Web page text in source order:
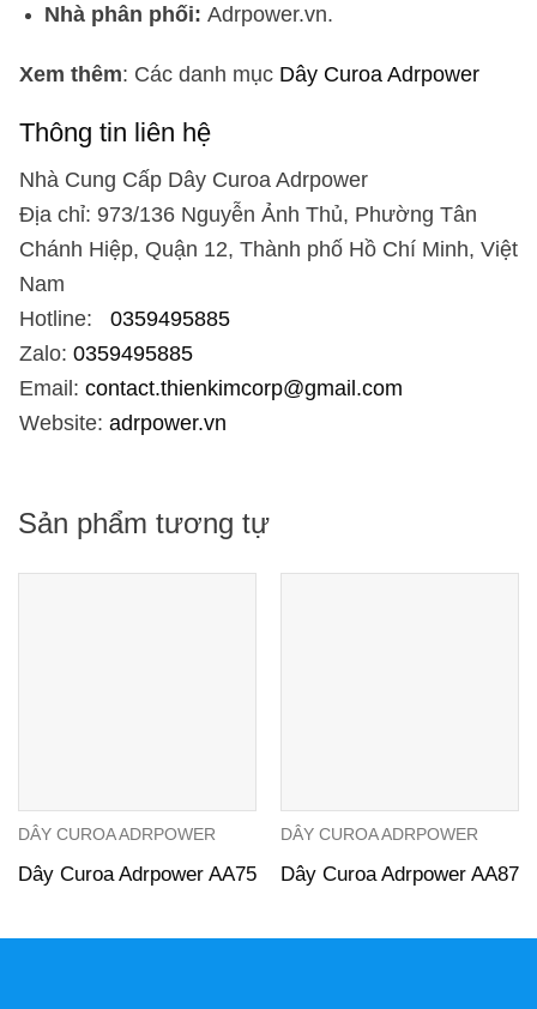
Nhà phân phối: Adrpower.vn.
Xem thêm: Các danh mục Dây Curoa Adrpower
Thông tin liên hệ
Nhà Cung Cấp Dây Curoa Adrpower
Địa chỉ: 973/136 Nguyễn Ảnh Thủ, Phường Tân
Chánh Hiệp, Quận 12, Thành phố Hồ Chí Minh, Việt
Nam
Hotline: 0359495885
Zalo: 0359495885
Email: contact.thienkimcorp@gmail.com
Website: adrpower.vn
Sản phẩm tương tự
DÂY CUROA ADRPOWER
Dây Curoa Adrpower AA75
DÂY CUROA ADRPOWER
Dây Curoa Adrpower AA87